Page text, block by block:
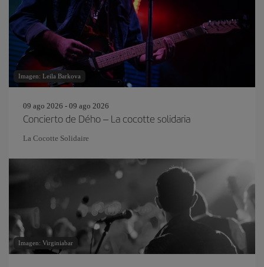
Imagen: Leila Barkova
09 ago 2026 - 09 ago 2026
Concierto de Dého – La cocotte solidaria
La Cocotte Solidaire
Imagen: Virginiabar